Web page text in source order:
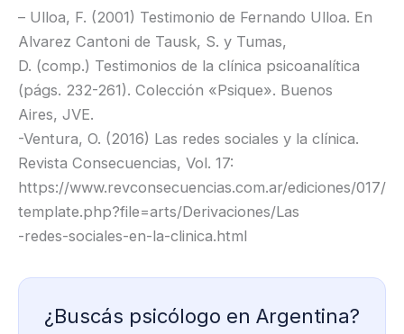
– Ulloa, F. (2001) Testimonio de Fernando Ulloa. En
Alvarez Cantoni de Tausk, S. y Tumas,
D. (comp.) Testimonios de la clínica psicoanalítica
(págs. 232-261). Colección «Psique». Buenos
Aires, JVE.
-Ventura, O. (2016) Las redes sociales y la clínica.
Revista Consecuencias, Vol. 17:
https://www.revconsecuencias.com.ar/ediciones/017/
template.php?file=arts/Derivaciones/Las
-redes-sociales-en-la-clinica.html
¿Buscás psicólogo en Argentina?